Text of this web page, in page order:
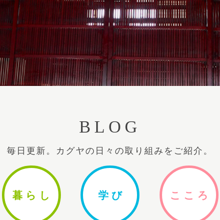
BLOG
毎日更新。カグヤの日々の取り組みをご紹介。
暮ら し 学 び ここ ろ